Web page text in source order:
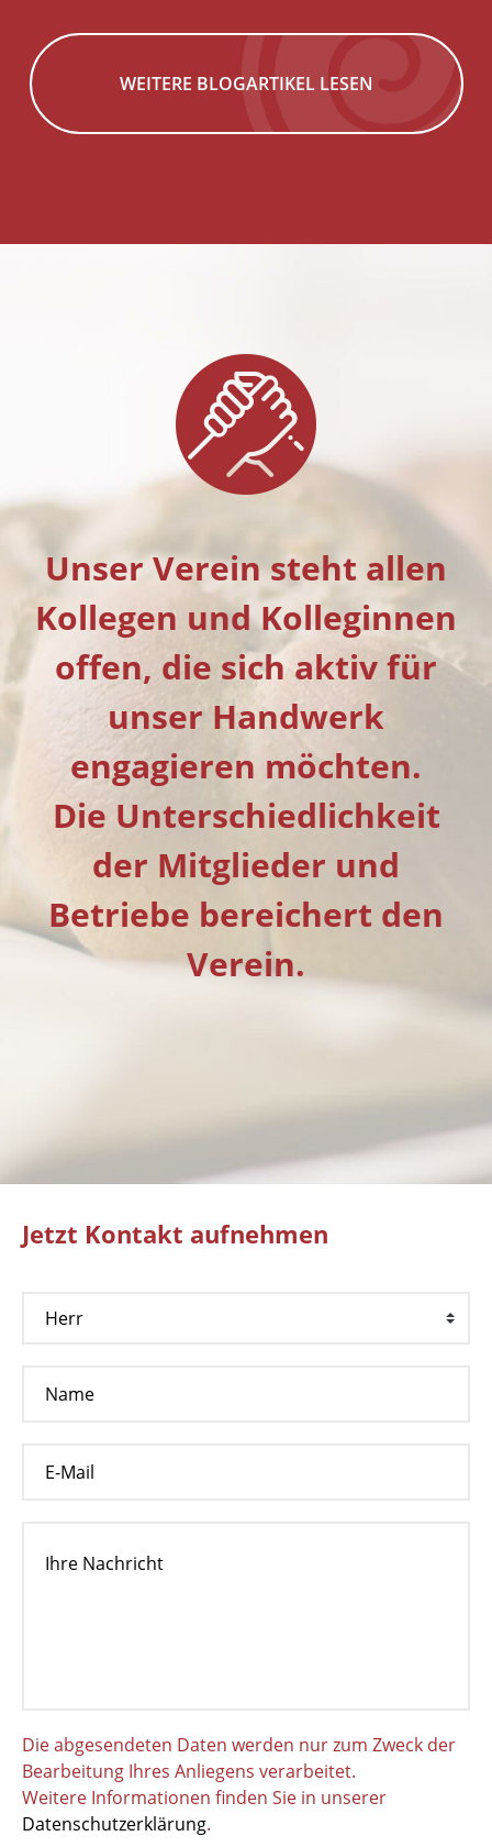
WEITERE BLOGARTIKEL LESEN
Unser Verein steht allen
Kollegen und Kolleginnen
offen, die sich aktiv für
unser Handwerk
engagieren möchten.
Die Unterschiedlichkeit
der Mitglieder und
Betriebe bereichert den
Verein.
Jetzt Kontakt aufnehmen
Die abgesendeten Daten werden nur zum Zweck der
Bearbeitung Ihres Anliegens verarbeitet.
Weitere Informationen finden Sie in unserer
Datenschutzerklärung.